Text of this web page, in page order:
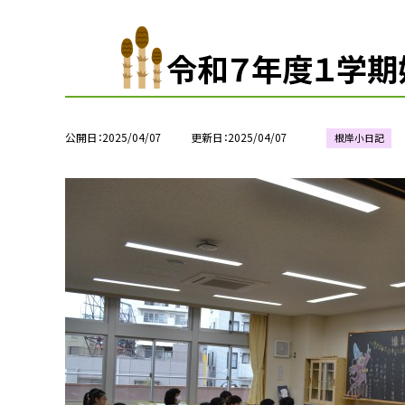
令和７年度１学
公開日 2025/04/07 更新日 2025/04/07 根岸小日記